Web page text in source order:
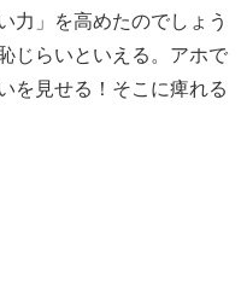
力」を高めたのでしょう
じらいといえる。アホで
を見せる！そこに痺れる